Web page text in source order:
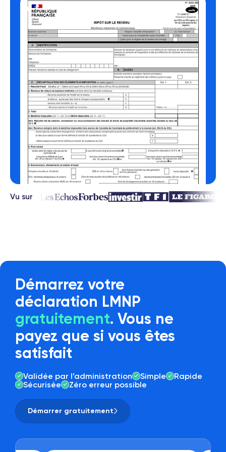
Vu sur
Démarrez votre
déclaration LMNP
gratuitement. Vous ne
payez que si vous êtes
satisfait
Validée par l’administration Simple
Rapide
Sécurisée
Zéro erreur possible
Démarrer gratuitement